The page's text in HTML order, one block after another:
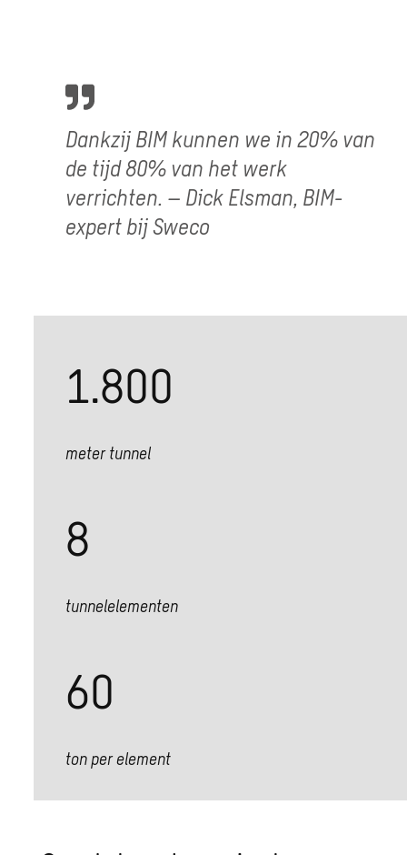
Dankzij BIM kunnen we in 20% van
de tijd 80% van het werk
verrichten. – Dick Elsman, BIM-
expert bij Sweco
1.800
meter tunnel
8
tunnelelementen
60
ton per element